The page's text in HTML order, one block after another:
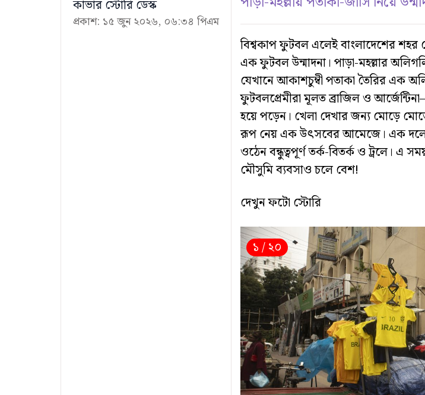
কাভার স্টোরি ডেস্ক
প্রকাশ: ১৫ জুন ২০২৬, ০৬:৩৪ পিএম
বিশ্বকাপ ফুটবল এলেই বাংলাদেশের শহর
এক ফুটবল উন্মাদনা। পাড়া-মহল্লার
যেখানে আকাশচুম্বী পতাকা তৈরির এক
ফুটবলপ্রেমীরা মূলত ব্রাজিল ও
হয়ে পড়েন। খেলা দেখার জন্য মোড়ে
রূপ নেয় এক উৎসবের আমেজে। এক
ওঠেন বন্ধুত্বপূর্ণ তর্ক-বিতর্ক ও ট্রলে। এ
মৌসুমি ব্যবসাও চলে বেশ!
দেখুন ফটো স্টোরি
১ / ২০